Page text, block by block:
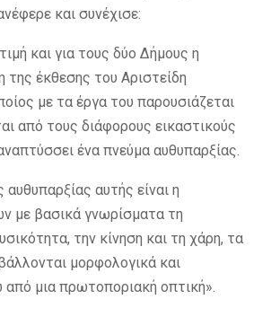
και συνέχισε:
και για τους δύο Δήμους η
της έκθεσης του Αριστείδη
με τα έργα του παρουσιάζεται
από τους διάφορους εικαστικούς
ένα πνεύμα αυθυπαρξίας.
αυτής είναι η
με βασικά γνωρίσματα τη
την κίνηση και τη χάρη, τα
μορφολογικά και
μια πρωτοποριακή οπτική».